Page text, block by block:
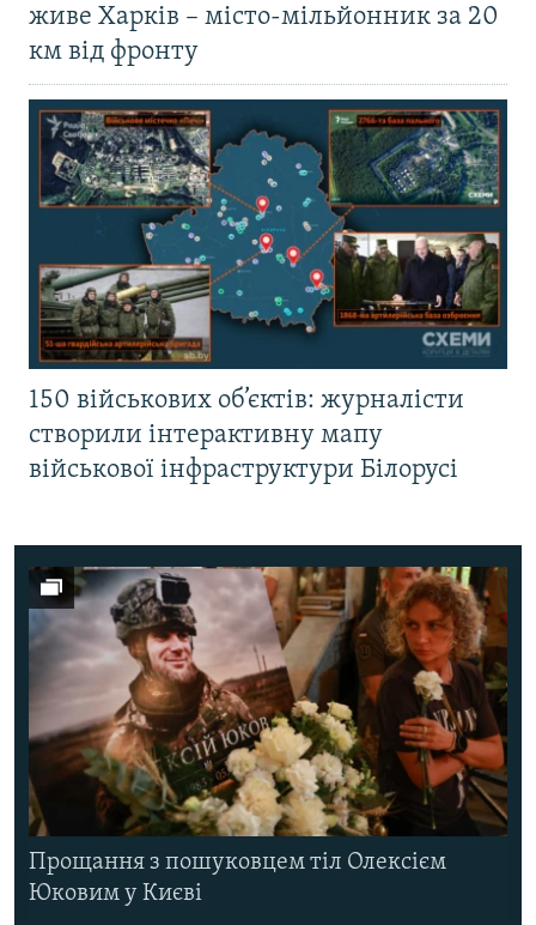
живе Харків – місто-мільйонник за 20
км від фронту
150 військових об’єктів: журналісти
створили інтерактивну мапу
військової інфраструктури Білорусі
Прощання з пошуковцем тіл Олексієм
Юковим у Києві